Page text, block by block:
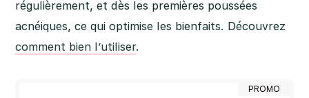
régulièrement, et dès les premières poussées
acnéiques, ce qui optimise les bienfaits. Découvrez
comment bien l’utiliser.
PROMO